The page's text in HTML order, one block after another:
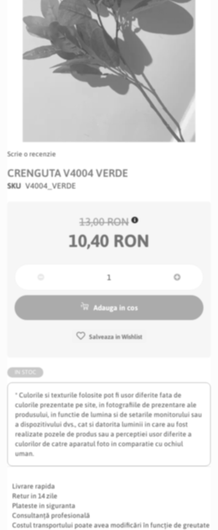
to
beginning
of
Scrie o recenzie
CRENGUTA V4004 VERDE
SKU V4004_VERDE
* Culorile si texturile folosite pot fi usor diferite fata de
culorile prezentate pe site, in fotografiile de prezentare ale
produsului, in functie de lumina si de setarile monitorului sau
a dispozitivului dvs., cat si datorita luminii in care au fost
realizate pozele de produs sau a perceptiei usor diferite a
culorilor de catre aparatul foto in comparatie cu ochiul
uman.
Livrare rapida
Retur in 14 zile
Plateste in siguranta
Consultanță profesională
Costul transportului poate avea modificări în funcție de greutate
13,00 RON
10,40 RON
Adauga in cos
Salveaza in Wishlist